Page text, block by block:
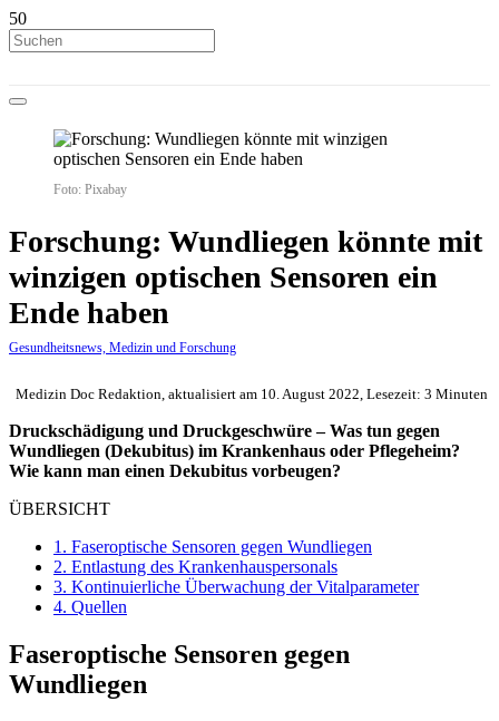
Foto: Pixabay
Forschung: Wundliegen könnte mit
winzigen optischen Sensoren ein
Ende haben
Gesundheitsnews, Medizin und Forschung
Medizin Doc Redaktion, aktualisiert am 10. August 2022, Lesezeit: 3 Minuten
Druckschädigung und Druckgeschwüre – Was tun gegen
Wundliegen (Dekubitus) im Krankenhaus oder Pflegeheim?
Wie kann man einen Dekubitus vorbeugen?
ÜBERSICHT
1. Faseroptische Sensoren gegen Wundliegen
2. Entlastung des Krankenhauspersonals
3. Kontinuierliche Überwachung der Vitalparameter
4. Quellen
Faseroptische Sensoren gegen
Wundliegen